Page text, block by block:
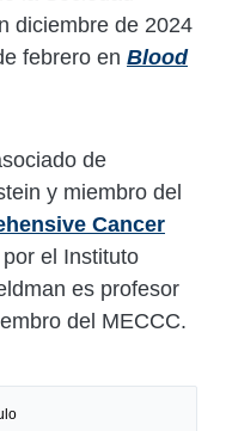
diciembre de 2024
febrero en Blood
de
y miembro del
Cancer
el Instituto
es profesor
del MECCC.